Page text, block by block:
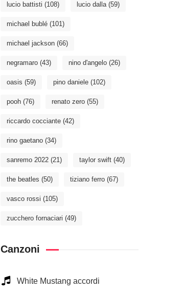
lucio battisti (108) lucio dalla(59)
michael bublé (101)
michael jackson (66)
negramaro (43) nino d'angelo (26)
oasis (59) pino daniele (102)
pooh (76) renato zero (55)
riccardo cocciante (42)
rino gaetano (34)
sanremo 2022 (21) taylor swift (40)
the beatles (50) tiziano ferro (67)
vasco rossi (105)
zucchero fornaciari (49)
Canzoni
White Mustang accordi